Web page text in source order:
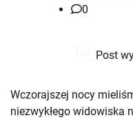
0
Post
Wczorajszej nocy
niezwykłego widowiska